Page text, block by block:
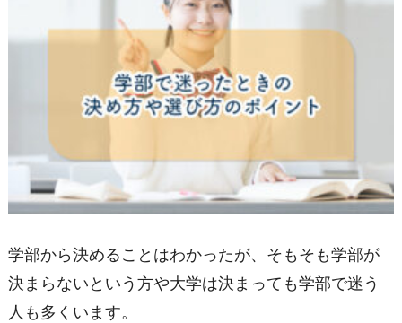
学部から決めることはわかったが、そもそも学部が
決まらないという方や大学は決まっても学部で迷う
人も多くいます。